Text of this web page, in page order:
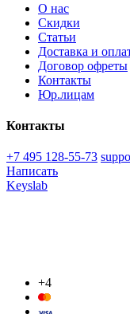
О нас
Скидки
Статьи
Доставка и
Договор офреты
Контакты
Юр.лицам
Контакты
+7 495 128-55-73
Написать
Keyslab
+4